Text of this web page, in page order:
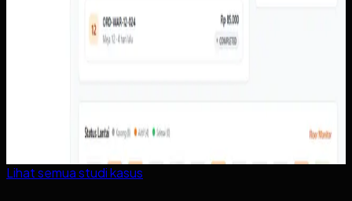
Lihat semua studi kasus